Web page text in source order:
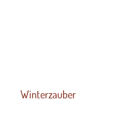
Winterzauber